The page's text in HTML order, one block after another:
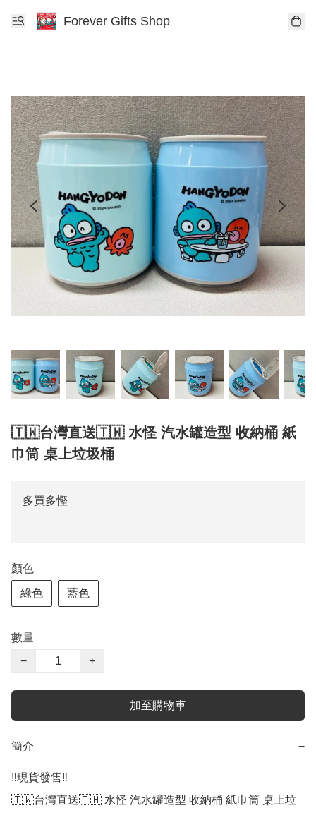
Forever Gifts Shop
🇹🇼台灣直送🇹🇼 水怪 汽水罐造型 收納桶 紙
巾筒 桌上垃圾桶
多買多慳
顏色
綠色 藍色
數量
−
+
加至購物車
簡介 −
‼️現貨發售‼️
🇹🇼台灣直送🇹🇼 水怪 汽水罐造型 收納桶 紙巾筒 桌上垃